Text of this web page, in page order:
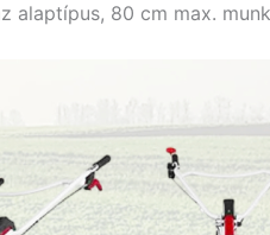
alaptípus, 80 cm max.